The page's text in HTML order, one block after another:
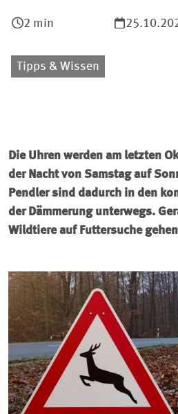
2 min
Tipps & Wissen
Die Uhren werden am letzten
der Nacht von Samstag auf
Pendler sind dadurch in den
der Dämmerung unterwegs.
Wildtiere auf Futtersuche